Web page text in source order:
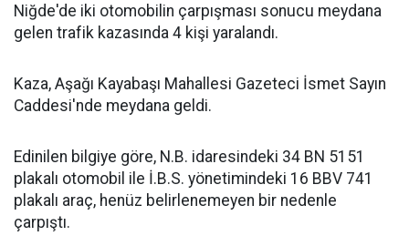
Niğde'de iki otomobilin çarpışması sonucu meydana
gelen trafik kazasında 4 kişi yaralandı.
Kaza, Aşağı Kayabaşı Mahallesi Gazeteci İsmet Sayın
Caddesi'nde meydana geldi.
Edinilen bilgiye göre, N.B. idaresindeki 34 BN 5151
plakalı otomobil ile İ.B.S. yönetimindeki 16 BBV 741
plakalı araç, henüz belirlenemeyen bir nedenle
çarpıştı.